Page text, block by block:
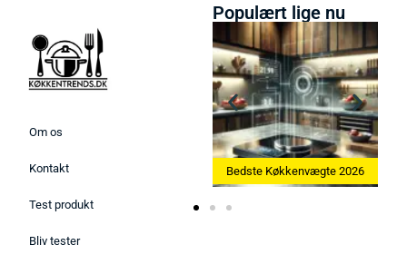
Om os
Kontakt
Test produkt
Bliv tester
Populært lige nu
Bedste Ismaskine 2026 Bedste Køkkenvægte 2026